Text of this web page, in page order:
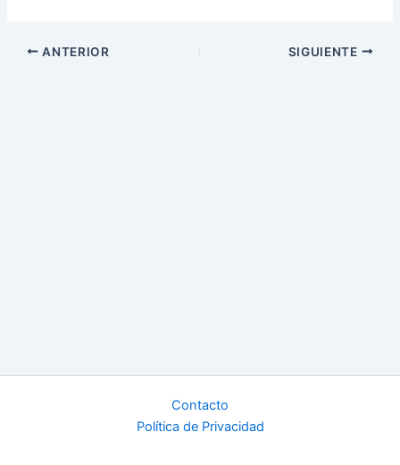
ANTERIOR SIGUIENTE
Contacto
Política de Privacidad